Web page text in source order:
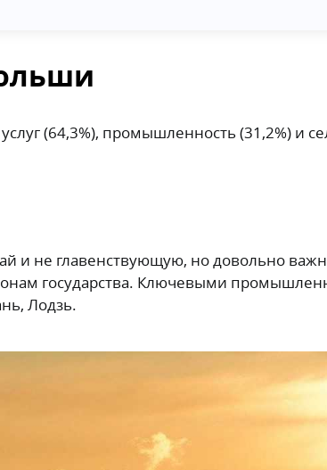
(64,3%), промышленность (31,2%) и
и не главенствующую, но довольно
государства. Ключевыми
Лодзь.